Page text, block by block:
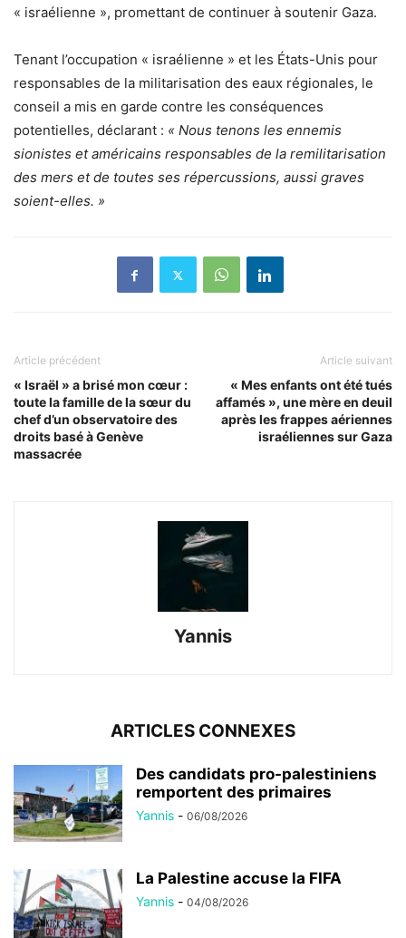
« israélienne », promettant de continuer à soutenir Gaza.
Tenant l’occupation « israélienne » et les États-Unis pour
responsables de la militarisation des eaux régionales, le
conseil a mis en garde contre les conséquences
potentielles, déclarant : « Nous tenons les ennemis
sionistes et américains responsables de la remilitarisation
des mers et de toutes ses répercussions, aussi graves
soient-elles. »
Article précédent
« Israël » a brisé mon cœur :
toute la famille de la sœur du
chef d’un observatoire des
droits basé à Genève
massacrée
Article suivant
« Mes enfants ont été tués
affamés », une mère en deuil
après les frappes aériennes
israéliennes sur Gaza
Yannis
ARTICLES CONNEXES
Des candidats pro-palestiniens
remportent des primaires
Yannis - 06/08/2026
La Palestine accuse la FIFA
Yannis - 04/08/2026